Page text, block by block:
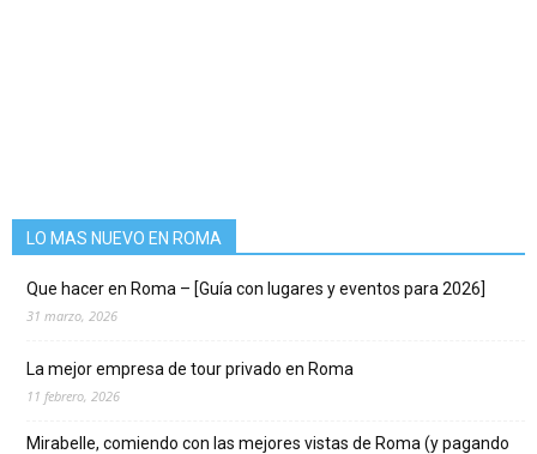
LO MAS NUEVO EN ROMA
Que hacer en Roma – [Guía con lugares y eventos para 2026]
31 marzo, 2026
La mejor empresa de tour privado en Roma
11 febrero, 2026
Mirabelle, comiendo con las mejores vistas de Roma (y pagando